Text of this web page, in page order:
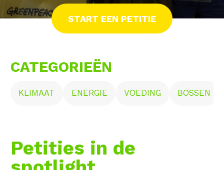
START EEN PETITIE
CATEGORIEËN
KLIMAAT ENERGIE VOEDING BOSSEN
Petities in de